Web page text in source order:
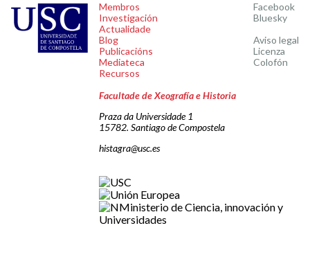
Membros
Investigación
Actualidade
Blog
Publicacións
Mediateca
Recursos
Facebook
Bluesky
Aviso legal
Licenza
Colofón
Facultade de Xeografía e Historia
Praza da Universidade 1
15782. Santiago de Compostela
histagra@usc.es